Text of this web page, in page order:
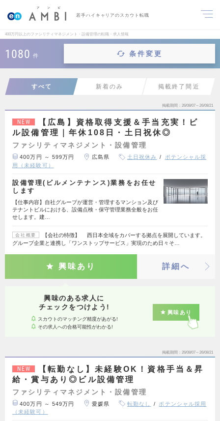
若手ハイキャリアのスカウト転職
400万円以上のファシリティマネジメント・設備管理の転職・求人情報
1080 件 条件変更
すべて 新着のみ 掲載終了間近
掲載期間 26/08/07～26/08/21
NEW
【広島】資格取得支援＆手当充実！ビ
ル設備管理｜年休108日・土日祝休◎
ファシリティマネジメント・設備管理
400万円 ～ 599万円 広島県 土日祝休み
ポテンシャル採
用（未経験可）
設備管理(ビルメンテナンス)業務をお任せ
します
【仕事内容】自社グループが運営・管理するマンション及び
テナントビルにおける、設備点検・保守管理業務全般をお任
せします。建…
会社概要
【会社の特徴】 西日本全域をカバーする拠点を展開しています。
グループ企業と連携し「ワンストップサービス」実現のため日々そ…
興味あり 詳細へ
興味のある求人に
チェックをつけよう!
スカウトのマッチング精度があがる!
その求人への合格可能性がわかる!
興味あり
掲載期間 26/08/07～26/08/21
NEW
【転勤なし】未経験OK！資格手当＆昇
給・賞与あり◎ビル設備管理
ファシリティマネジメント・設備管理
400万円 ～ 549万円 愛媛県 転勤なし
ポテンシャル採用
（未経験可）